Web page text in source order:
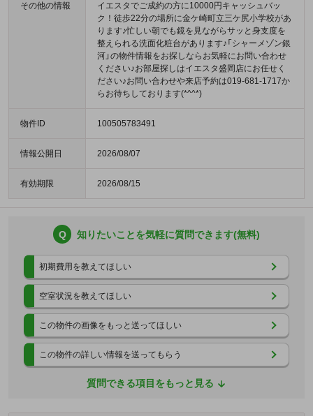
その他の情報
イエスタでご成約の方に10000円キャッシュバッ
ク！徒歩22分の場所に金ケ崎町立三ケ尻小学校があ
ります♪忙しい朝でも鏡を見ながらサッと身支度を
整えられる洗面化粧台があります♪「シャーメゾン銀
河」の物件情報をお探しならお気軽にお問い合わせ
ください♪お部屋探しはイエスタ盛岡店にお任せく
ださい♪お問い合わせや来店予約は019-681-1717か
らお待ちしております(*^^*)
物件ID 100505783491
情報公開日 2026/08/07
有効期限 2026/08/15
Q 知りたいことを気軽に質問できます(無料)
初期費用を教えてほしい
空室状況を教えてほしい
この物件の画像をもっと送ってほしい
この物件の詳しい情報を送ってもらう
質問できる項目をもっと見る